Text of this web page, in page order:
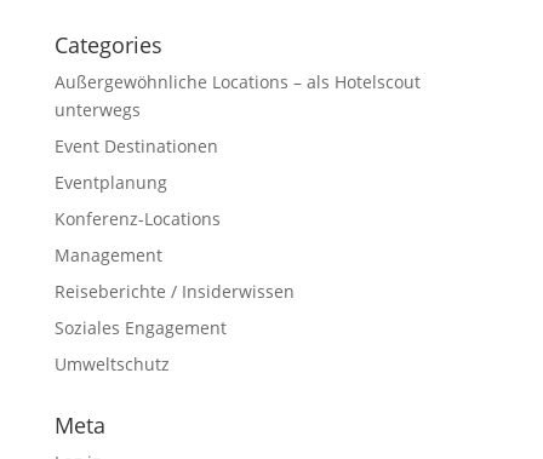
Categories
Außergewöhnliche Locations – als Hotelscout
unterwegs
Event Destinationen
Eventplanung
Konferenz-Locations
Management
Reiseberichte / Insiderwissen
Soziales Engagement
Umweltschutz
Meta